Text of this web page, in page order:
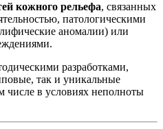
кожного рельефа, связанных
патологическими
аномалии) или
разработками,
так и уникальные
числе в условиях неполноты